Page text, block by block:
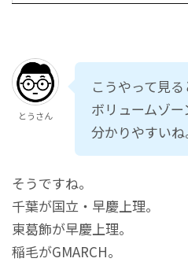
とうさん
こうやって見
ボリュームゾ
分かりやすいね
そうですね。
千葉が国立・早慶上理。
東葛飾が早慶上理。
稲毛がGMARCH。